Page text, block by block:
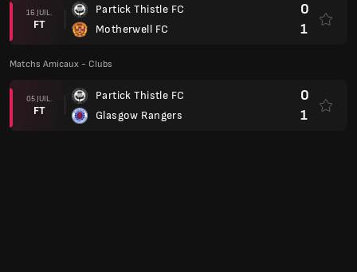
16 JUIL.
FT
Partick Thistle FC
Motherwell FC
0
1
Matchs Amicaux - Clubs
05 JUIL.
FT
Partick Thistle FC
Glasgow Rangers
0
1